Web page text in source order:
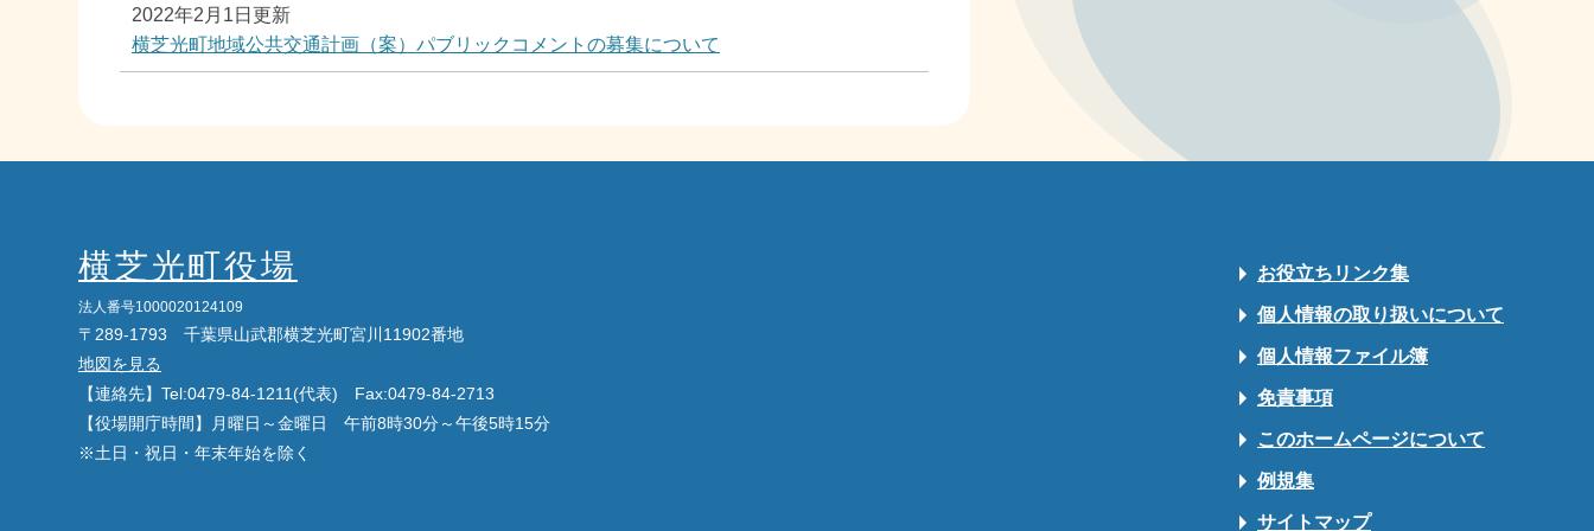
2022年2月1日更新
横芝光町地域公共交通計画（案）パブリックコメントの募集について
横芝光町役場
法人番号1000020124109
〒289-1793 千葉県山武郡横芝光町宮川11902番地
地図を見る
【連絡先】Tel:0479-84-1211(代表) Fax:0479-84-2713
【役場開庁時間】月曜日～金曜日 午前8時30分～午後5時15分
※土日・祝日・年末年始を除く
お役立ちリンク集
個人情報の取り扱いについて
個人情報ファイル簿
免責事項
このホームページについて
例規集
サイトマップ